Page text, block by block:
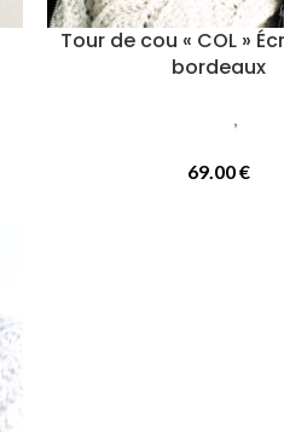
Tour de cou « COL »
bordeaux
,
69.00€